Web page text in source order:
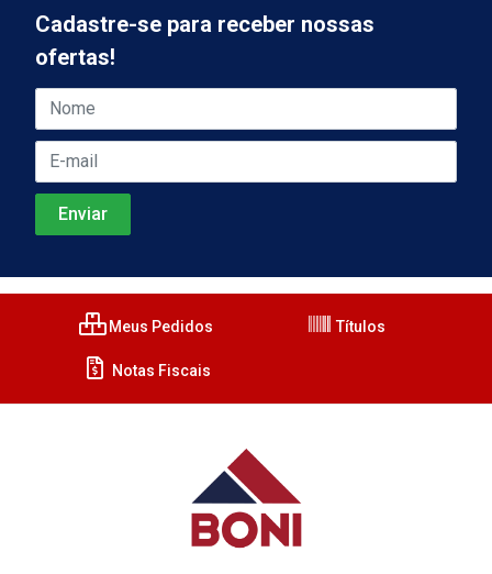
Cadastre-se para receber nossas
ofertas!
Meus Pedidos Títulos
Notas Fiscais